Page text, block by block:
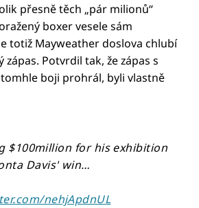
přesně těch „pár milionů“
boxer vesele sám
totiž Mayweather doslova chlubí
Potvrdil tak, že zápas s
boji prohrál, byli vlastně
$100million for his exhibition
Davis' win…
nehjApdnUL